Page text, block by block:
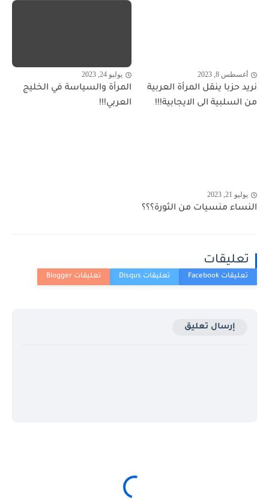
أغسطس 8, 2023
نريد حزبا ينقل المرأة العربية
من السلبية الى الايجابية!!!
يوليو 24, 2023
المرأة والسياسة في الخليج
العربي!!!
يوليو 21, 2023
النساء منسيات من الثورة؟؟؟
تعليقات
إرسال تعليق